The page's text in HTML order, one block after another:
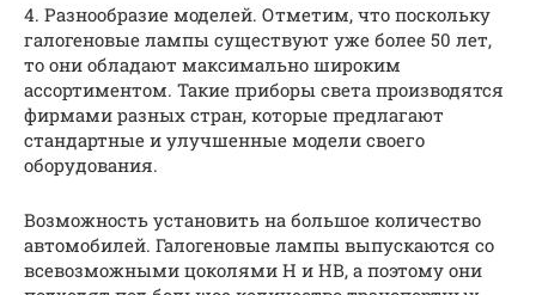
4. Разнообразие моделей. Отметим, что поскольку
галогеновые лампы существуют уже более 50 лет,
то они обладают максимально широким
ассортиментом. Такие приборы света производятся
фирмами разных стран, которые предлагают
стандартные и улучшенные модели своего
оборудования.
Возможность установить на большое количество
автомобилей. Галогеновые лампы выпускаются со
всевозможными цоколями Н и НВ, а поэтому они